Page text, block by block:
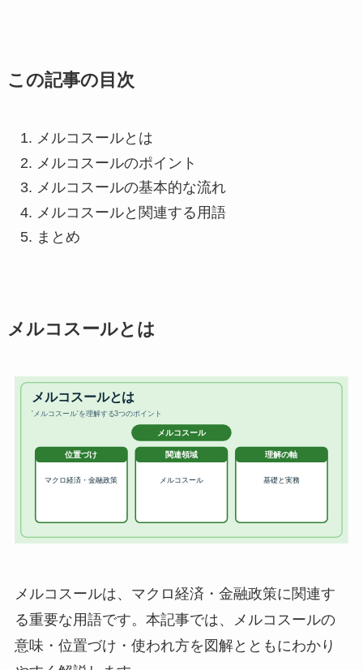
この記事の目次
メルコスールとは
メルコスールのポイント
メルコスールの基本的な流れ
メルコスールと関連する用語
まとめ
メルコスールとは
メルコスールは、マクロ経済・金融政策に関連す
る重要な用語です。本記事では、メルコスールの
意味・位置づけ・使われ方を図解とともにわかり